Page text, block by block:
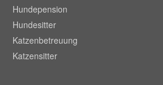
Hundepension
Hundesitter
Katzenbetreuung
Katzensitter